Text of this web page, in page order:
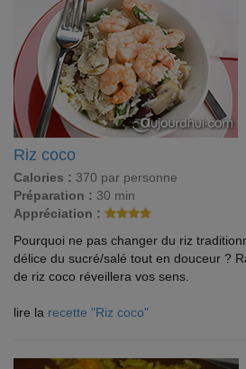
Riz coco
Calories : 370 par personne
Préparation : 30 min
Appréciation :
Pourquoi ne pas changer du riz
délice du sucré/salé tout en douceur ?
de riz coco réveillera vos sens.
lire la recette "Riz coco"